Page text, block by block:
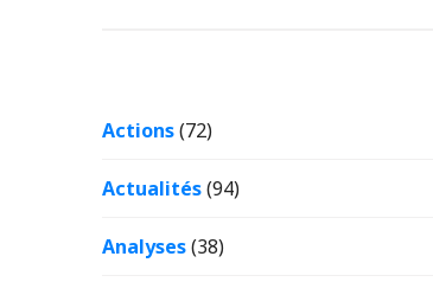
Actions(72)
Actualités(94)
Analyses(38)